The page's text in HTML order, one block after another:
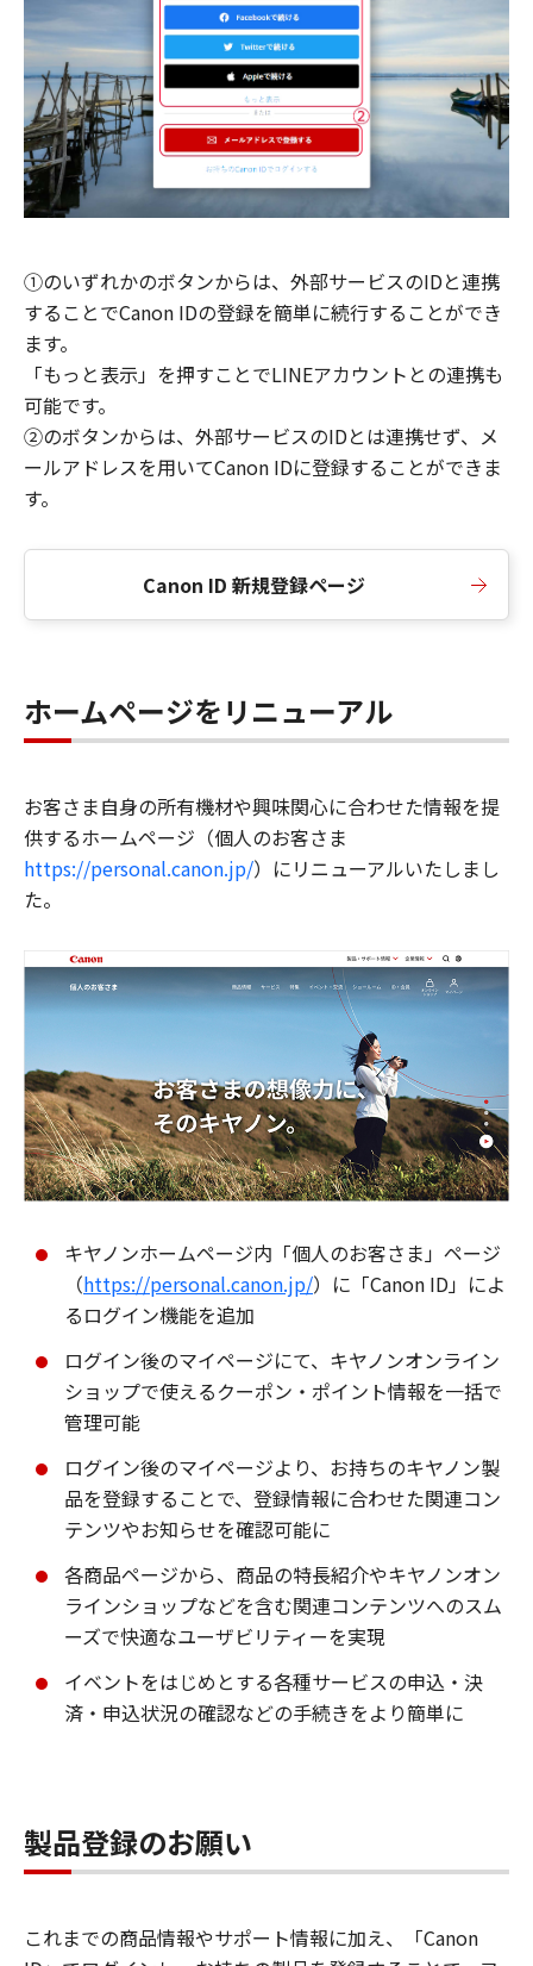
①のいずれかのボタンからは、外部サービスのIDと連携
することでCanon IDの登録を簡単に続行することができ
ます。
「もっと表示」を押すことでLINEアカウントとの連携も
可能です。
②のボタンからは、外部サービスのIDとは連携せず、メ
ールアドレスを用いてCanon IDに登録することができま
す。
Canon ID 新規登録ページ
ホームページをリニューアル
お客さま自身の所有機材や興味関心に合わせた情報を提
供するホームページ（個人のお客さま
https://personal.canon.jp/）にリニューアルいたしまし
た。
キヤノンホームページ内「個人のお客さま」ページ
（https://personal.canon.jp/）に「Canon ID」によ
るログイン機能を追加
ログイン後のマイページにて、キヤノンオンライン
ショップで使えるクーポン・ポイント情報を一括で
管理可能
ログイン後のマイページより、お持ちのキヤノン製
品を登録することで、登録情報に合わせた関連コン
テンツやお知らせを確認可能に
各商品ページから、商品の特長紹介やキヤノンオン
ラインショップなどを含む関連コンテンツへのスム
ーズで快適なユーザビリティーを実現
イベントをはじめとする各種サービスの申込・決
済・申込状況の確認などの手続きをより簡単に
製品登録のお願い
これまでの商品情報やサポート情報に加え、「Canon